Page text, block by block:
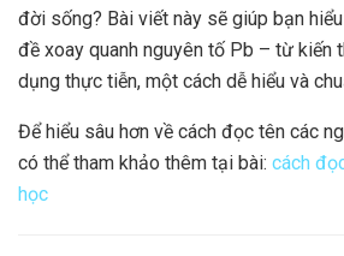
đời sống? Bài viết này sẽ giúp bạn
đề xoay quanh nguyên tố Pb – từ kiến
dụng thực tiễn, một cách dễ hiểu và
Để hiểu sâu hơn về cách đọc tên các
có thể tham khảo thêm tại bài: cách
học